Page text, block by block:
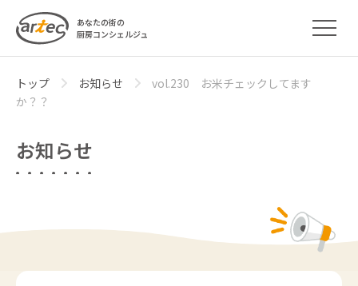
あなたの街の
厨房コンシェルジュ
トップ お知らせ
vol.230 お米チェックしてます
か？？
お知らせ